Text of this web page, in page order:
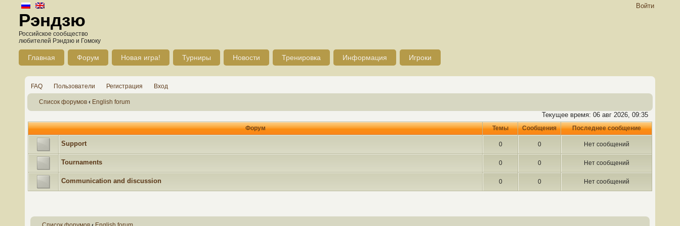
Войти
Рэндзю
Российское сообщество
любителей Рэндзю и Гомоку
Главная Форум Новая игра! Турниры Новости Тренировка Информация Игроки
FAQ Пользователи Регистрация Вход
Список форумов ‹ English forum
Текущее время: 06 авг 2026, 09:35
Форум Темы Сообщения Последнее сообщение
Support 0 0 Нет сообщений
Tournaments 0 0 Нет сообщений
Communication and discussion 0 0 Нет сообщений